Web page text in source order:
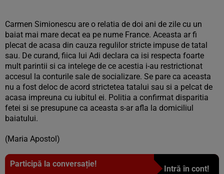
Carmen Simionescu are o relatia de doi ani de zile cu un
baiat mai mare decat ea pe nume France. Aceasta ar fi
plecat de acasa din cauza regulilor stricte impuse de tatal
sau. De curand, fiica lui Adi declara ca isi respecta foarte
mult parintii si ca intelege de ce acestia i-au restrictionat
accesul la conturile sale de socializare. Se pare ca aceasta
nu a fost deloc de acord strictetea tatalui sau si a pelcat de
acasa impreuna cu iubitul ei. Politia a confirmat disparitia
fetei si se presupune ca aceasta s-ar afla la domiciliul
baiatului.
(Maria Apostol)
Participă la conversație!
Intră în cont!